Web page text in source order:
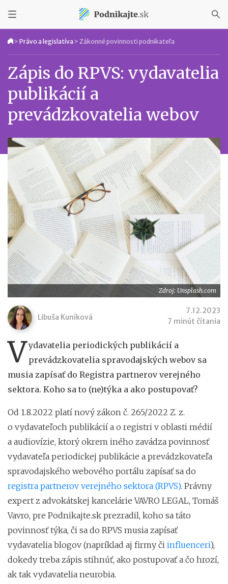
> Právo a legislatíva > Zákonné povinnosti podnikateľa
Zápis do RPVS: vydavatelia
publikácií a
prevádzkovatelia webov
Zdroj: Unsplash.com
Libuša Kuníková
7.12.2023
7 minút čítania
Vydavatelia periodických publikácií a
prevádzkovatelia spravodajských webov sa
musia zapísať do Registra partnerov verejného
sektora. Koho sa to (ne)týka a ako postupovať?
Od 1.8.2022 platí nový zákon č. 265/2022 Z. z.
o vydavateľoch publikácií a o registri v oblasti médií
a audiovízie, ktorý okrem iného zavádza povinnosť
vydavateľa periodickej publikácie a prevádzkovateľa
spravodajského webového portálu zapísať sa do
registra partnerov verejného sektora (RPVS). Právny
expert z advokátskej kancelárie VAVRO LEGAL, Tomáš
Vavro, pre Podnikajte.sk prezradil, koho sa táto
povinnosť týka, či sa do RPVS musia zapísať
vydavatelia blogov (napríklad aj firmy či influenceri),
dokedy treba zápis stihnúť, ako postupovať a čo hrozí,
ak tak vydavatelia neurobia.